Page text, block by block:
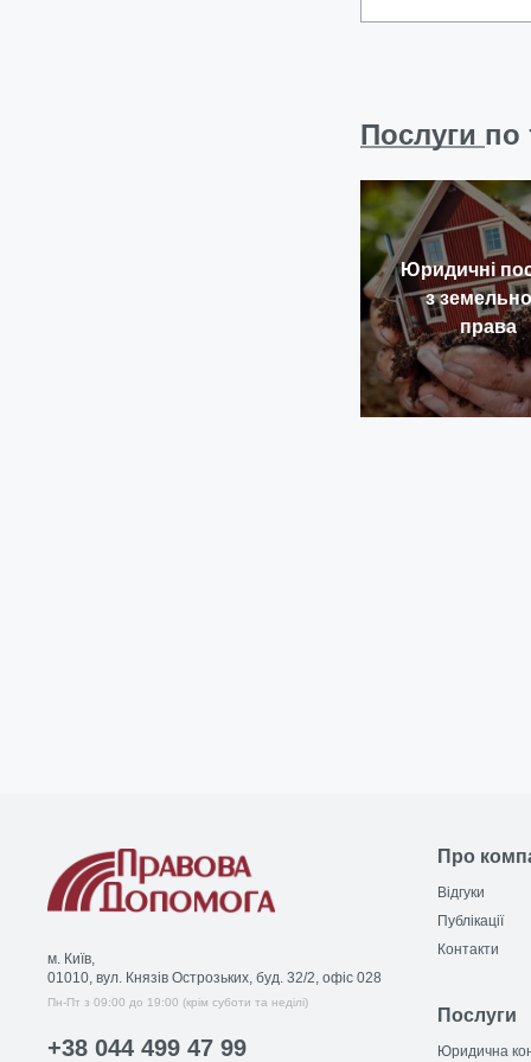
Послуги по
Юридичні
з
права
м. Київ,
01010, вул. Князів Острозьких, буд. 32/2, офіс 028
Пн-Пт з 09:00 до 19:00 (крім суботи та неділі)
+38 044 499 47 99
Про
Відгуки
Публікації
Контакти
Послуги
Юридична